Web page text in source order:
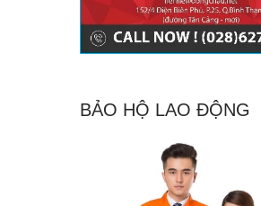
BẢO HỘ LAO ĐỘNG